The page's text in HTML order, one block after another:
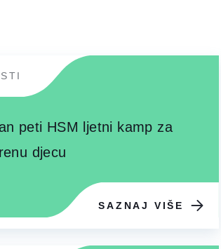
peti HSM ljetni kamp za
djecu
SAZNAJ VIŠE